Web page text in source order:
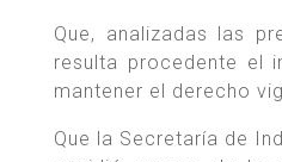
Que, analizadas las
resulta procedente el
mantener el derecho
Que la Secretaría de